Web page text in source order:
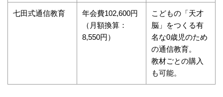
七田式通信教育
年会費102,600円
（月額換算：
8,550円）
こどもの「天才
脳」をつくる有
名な0歳児のため
の通信教育。
教材ごとの購入
も可能。